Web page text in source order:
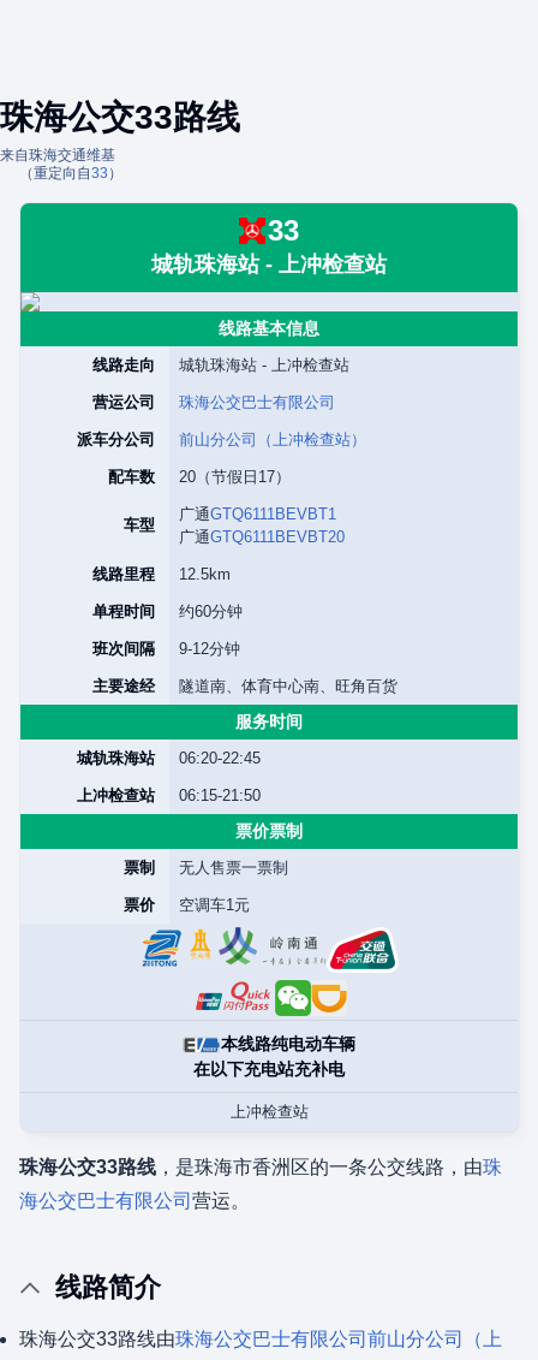
珠海公交33路线
来自珠海交通维基
（重定向自33 ）
33
城轨珠海站 - 上冲检查站
线路基本信息
线路走向 城轨珠海站 - 上冲检查站
营运公司 珠海公交巴士有限公司
派车分公司 前山分公司（上冲检查站）
配车数 20（节假日17）
车型
广通GTQ6111BEVBT1
广通GTQ6111BEVBT20
线路里程 12.5km
单程时间 约60分钟
班次间隔 9-12分钟
主要途经 隧道南、体育中心南、旺角百货
服务时间
城轨珠海站 06:20-22:45
上冲检查站 06:15-21:50
票价票制
票制 无人售票一票制
票价 空调车1元
本线路纯电动车辆
在以下充电站充补电
上冲检查站
珠海公交33路线 ，是珠海市香洲区的一条公交线路，由珠
海公交巴士有限公司 营运。
线路简介
珠海公交33路线由珠海公交巴士有限公司 前山分公司（上